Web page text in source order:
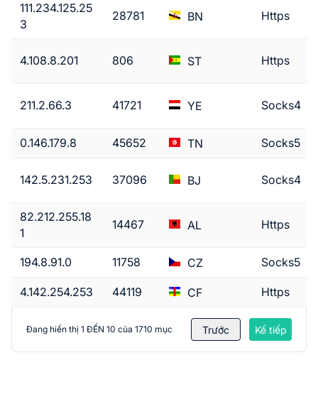
111.234.125.25
3
28781 BN Https
4.108.8.201 806 ST Https
211.2.66.3 41721 YE Socks4
0.146.179.8 45652 TN Socks5
142.5.231.253 37096 BJ Socks4
82.212.255.18
1
14467 AL Https
194.8.91.0 11758 CZ Socks5
4.142.254.253 44119 CF Https
Đang hiển thị 1 ĐẾN 10 của 1710 mục Trước Kế tiếp